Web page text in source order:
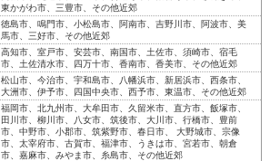
東かがわ市、三豊市、その他近郊
徳島市、鳴門市、小松島市、阿南市、吉野川市、阿波市、美
馬市、三好市、その他近郊
高知市、室戸市、安芸市、南国市、土佐市、須崎市、宿毛
市、土佐清水市、四万十市、香南市、香美市、その他近郊
松山市、今治市、宇和島市、八幡浜市、新居浜市、西条市、
大洲市、伊予市、四国中央市、西予市、東温市、その他近郊
福岡市、北九州市、大牟田市、久留米市、直方市、飯塚市、
田川市、柳川市、八女市、筑後市、大川市、行橋市、豊前
市、中野市、小郡市、筑紫野市、春日市、 大野城市、宗像
市、太宰府市、古賀市、福津市、うきは市、宮若市、朝倉
市、嘉麻市、みやま市、糸島市、その他近郊